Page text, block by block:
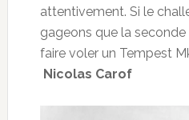
attentivement. Si le
gageons que la
faire voler un Tempest
Nicolas Carof